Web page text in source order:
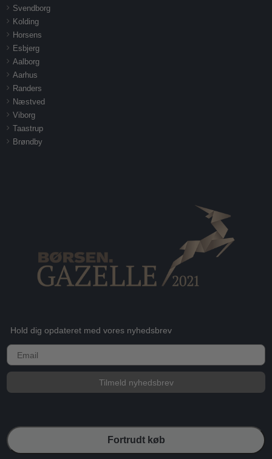
Svendborg
Kolding
Horsens
Esbjerg
Aalborg
Aarhus
Randers
Næstved
Viborg
Taastrup
Brøndby
Hold dig opdateret med vores nyhedsbrev
E-mail
Tilmeld nyhedsbrev
Fortrudt køb